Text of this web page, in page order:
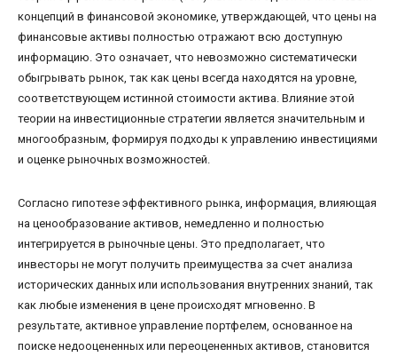
концепций в финансовой экономике, утверждающей, что цены на
финансовые активы полностью отражают всю доступную
информацию. Это означает, что невозможно систематически
обыгрывать рынок, так как цены всегда находятся на уровне,
соответствующем истинной стоимости актива. Влияние этой
теории на инвестиционные стратегии является значительным и
многообразным, формируя подходы к управлению инвестициями
и оценке рыночных возможностей.
Согласно гипотезе эффективного рынка, информация, влияющая
на ценообразование активов, немедленно и полностью
интегрируется в рыночные цены. Это предполагает, что
инвесторы не могут получить преимущества за счет анализа
исторических данных или использования внутренних знаний, так
как любые изменения в цене происходят мгновенно. В
результате, активное управление портфелем, основанное на
поиске недооцененных или переоцененных активов, становится